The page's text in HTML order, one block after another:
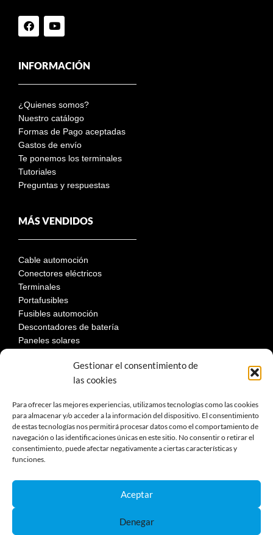
Gestionar el consentimiento de
las cookies
Para ofrecer las mejores experiencias, utilizamos tecnologías como las cookies
para almacenar y/o acceder a la información del dispositivo. El consentimiento
de estas tecnologías nos permitirá procesar datos como el comportamiento de
navegación o las identificaciones únicas en este sitio. No consentir o retirar el
consentimiento, puede afectar negativamente a ciertas características y
funciones.
Aceptar
Denegar
INFORMACIÓN
¿Quienes somos?
Nuestro catálogo
Formas de Pago aceptadas
Gastos de envío
Te ponemos los terminales
Tutoriales
Preguntas y respuestas
MÁS VENDIDOS
Cable automoción
Conectores eléctricos
Terminales
Portafusibles
Fusibles automoción
Descontadores de batería
Paneles solares
Aviso Legal
Política de privacidad
Política de cookies
Términos y condiciones de compra
Reclamaciones y desestimiento